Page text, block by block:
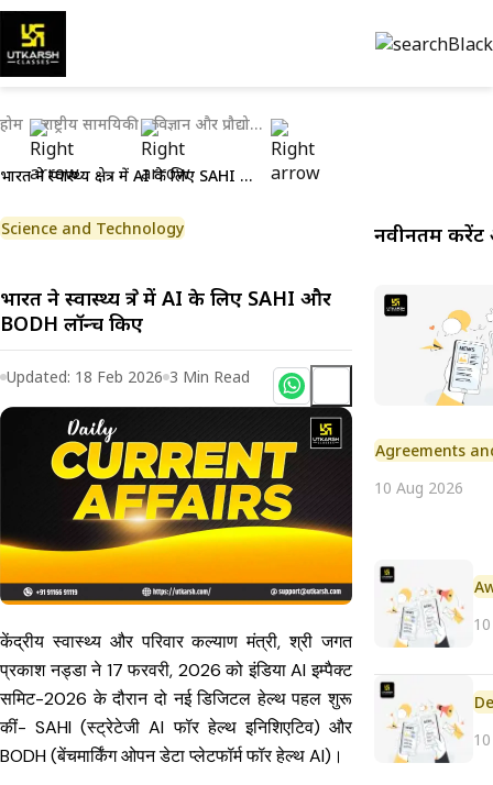
होम राष्ट्रीय सामयिकी विज्ञान और प्रौद्योगिकी
भारत ने स्वास्थ्य क्षेत्र में AI के लिए SAHI और BODH लॉन्च किए
Science and Technology
भारत ने स्वास्थ्य क्षेत्र में AI के लिए SAHI और
BODH लॉन्च किए
Updated: 18 Feb 2026 3 Min Read
केंद्रीय स्वास्थ्य और परिवार कल्याण मंत्री, श्री जगत
प्रकाश नड्डा ने 17 फरवरी, 2026 को इंडिया AI इम्पैक्ट
समिट-2026 के दौरान दो नई डिजिटल हेल्थ पहल शुरू
कीं- SAHI (स्ट्रेटेजी AI फॉर हेल्थ इनिशिएटिव) और
BODH (बेंचमार्किंग ओपन डेटा प्लेटफॉर्म फॉर हेल्थ AI)।
नवीनतम करेंट
Agreements
10 Aug 2026